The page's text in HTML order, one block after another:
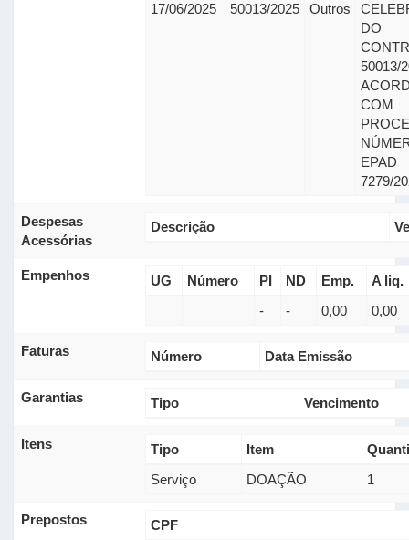
17/06/2025
50013/2025 Outros
DO
50013/
COM
EPAD
7279/
Despesas
Acessórias
Descrição
Empenhos UG Número PI ND Emp.
A liq.
-
- 0,00 0,00
Faturas Número Data Emissão
Garantias Tipo Vencimento
Itens Tipo Item
Serviço
DOAÇÃO 1
Prepostos CPF